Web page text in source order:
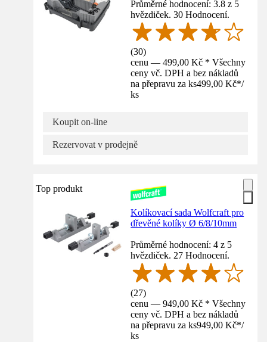
Průměrné hodnocení: 3.8 z 5
hvězdiček. 30 Hodnocení.
(30)
cenu — 499,00 Kč * Všechny
ceny vč. DPH a bez nákladů
na přepravu za ks499,00 Kč*/
ks
Koupit on-line
Rezervovat v prodejně
Top produkt
Kolíkovací sada Wolfcraft pro
dřevěné kolíky Ø 6/8/10mm
Průměrné hodnocení: 4 z 5
hvězdiček. 27 Hodnocení.
(27)
cenu — 949,00 Kč * Všechny
ceny vč. DPH a bez nákladů
na přepravu za ks949,00 Kč*/
ks